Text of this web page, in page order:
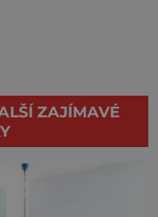
ZAJÍMAVÉ